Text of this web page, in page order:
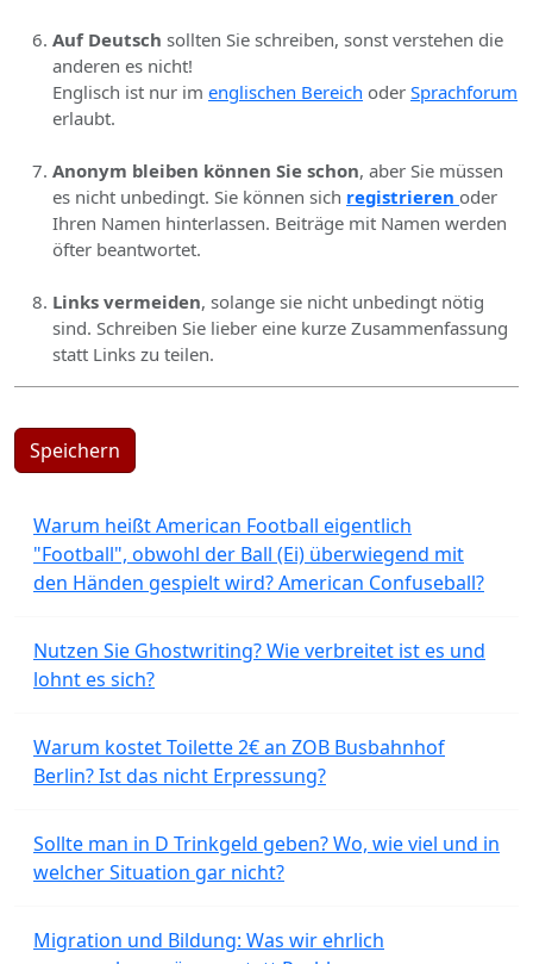
Auf Deutsch sollten Sie schreiben, sonst verstehen die
anderen es nicht!
Englisch ist nur im englischen Bereich oder Sprachforum
erlaubt.
Anonym bleiben können Sie schon, aber Sie müssen
es nicht unbedingt. Sie können sich registrieren oder
Ihren Namen hinterlassen. Beiträge mit Namen werden
öfter beantwortet.
Links vermeiden, solange sie nicht unbedingt nötig
sind. Schreiben Sie lieber eine kurze Zusammenfassung
statt Links zu teilen.
Speichern
Warum heißt American Football eigentlich
"Football", obwohl der Ball (Ei) überwiegend mit
den Händen gespielt wird? American Confuseball?
Nutzen Sie Ghostwriting? Wie verbreitet ist es und
lohnt es sich?
Warum kostet Toilette 2€ an ZOB Busbahnhof
Berlin? Ist das nicht Erpressung?
Sollte man in D Trinkgeld geben? Wo, wie viel und in
welcher Situation gar nicht?
Migration und Bildung: Was wir ehrlich